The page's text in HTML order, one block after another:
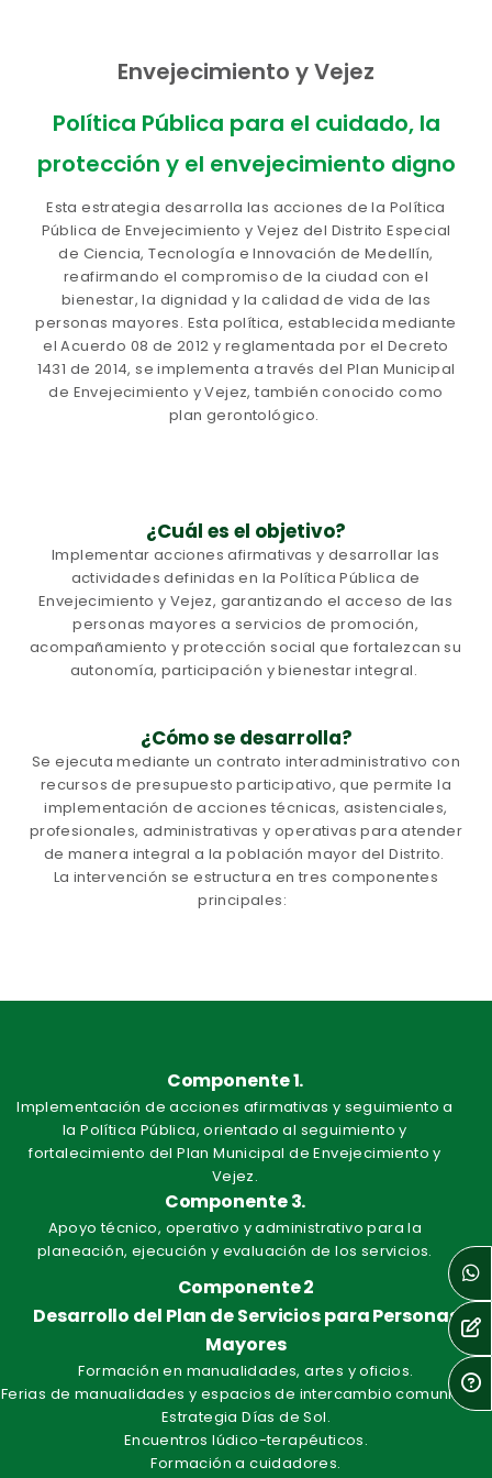
Envejecimiento y Vejez
Política Pública para el cuidado, la
protección y el envejecimiento digno
Esta estrategia desarrolla las acciones de la Política
Pública de Envejecimiento y Vejez del Distrito Especial
de Ciencia, Tecnología e Innovación de Medellín,
reafirmando el compromiso de la ciudad con el
bienestar, la dignidad y la calidad de vida de las
personas mayores. Esta política, establecida mediante
el Acuerdo 08 de 2012 y reglamentada por el Decreto
1431 de 2014, se implementa a través del Plan Municipal
de Envejecimiento y Vejez, también conocido como
plan gerontológico.
¿Cuál es el objetivo?
Implementar acciones afirmativas y desarrollar las
actividades definidas en la Política Pública de
Envejecimiento y Vejez, garantizando el acceso de las
personas mayores a servicios de promoción,
acompañamiento y protección social que fortalezcan su
autonomía, participación y bienestar integral.
¿Cómo se desarrolla?
Se ejecuta mediante un contrato interadministrativo con
recursos de presupuesto participativo, que permite la
implementación de acciones técnicas, asistenciales,
profesionales, administrativas y operativas para atender
de manera integral a la población mayor del Distrito.
La intervención se estructura en tres componentes
principales:
Componente 1.
Implementación de acciones afirmativas y seguimiento a
la Política Pública, orientado al seguimiento y
fortalecimiento del Plan Municipal de Envejecimiento y
Vejez.
Componente 3.
Apoyo técnico, operativo y administrativo para la
planeación, ejecución y evaluación de los servicios.
Componente 2
Desarrollo del Plan de Servicios para Personas
Mayores
Formación en manualidades, artes y oficios.
Ferias de manualidades y espacios de intercambio comunitario.
Estrategia Días de Sol.
Encuentros lúdico-terapéuticos.
Formación a cuidadores.